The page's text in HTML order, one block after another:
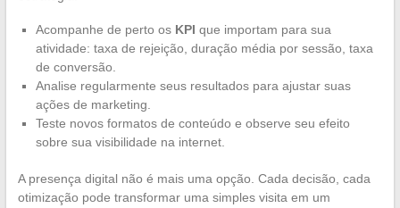
Acompanhe de perto os KPI que importam para sua
atividade: taxa de rejeição, duração média por sessão, taxa
de conversão.
Analise regularmente seus resultados para ajustar suas
ações de marketing.
Teste novos formatos de conteúdo e observe seu efeito
sobre sua visibilidade na internet.
A presença digital não é mais uma opção. Cada decisão, cada
otimização pode transformar uma simples visita em um